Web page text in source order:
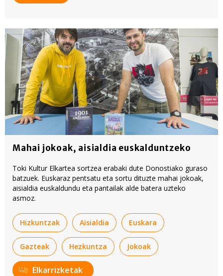
Mahai jokoak, aisialdia euskalduntzeko
Toki Kultur Elkartea sortzea erabaki dute Donostiako guraso
batzuek. Euskaraz pentsatu eta sortu dituzte mahai jokoak,
aisialdia euskaldundu eta pantailak alde batera uzteko
asmoz.
Hizkuntzak Aisialdia Euskara
Gazteak Hezkuntza Jokoak
Elkarrizketak